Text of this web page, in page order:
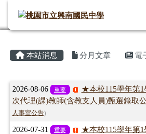
桃園市立興南國民中學
導覽列
主內容區域
本站消息 分月文章 電
文章列表
2026-08-06 重要
★本校115學年第1
次代理(課)教師(含教支人員)甄選錄取
人事室公告)
2026-07-31 重要
★本校115學年第1